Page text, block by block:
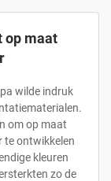
op maat
wilde indruk
om op maat
te ontwikkelen
kleuren
zo de